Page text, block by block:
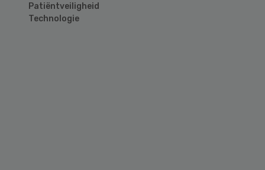
Patiëntveiligheid
Technologie